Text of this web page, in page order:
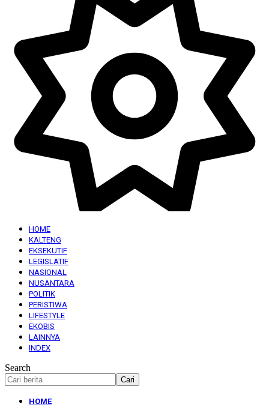
HOME
KALTENG
EKSEKUTIF
LEGISLATIF
NASIONAL
NUSANTARA
POLITIK
PERISTIWA
LIFESTYLE
EKOBIS
LAINNYA
INDEX
Search
HOME